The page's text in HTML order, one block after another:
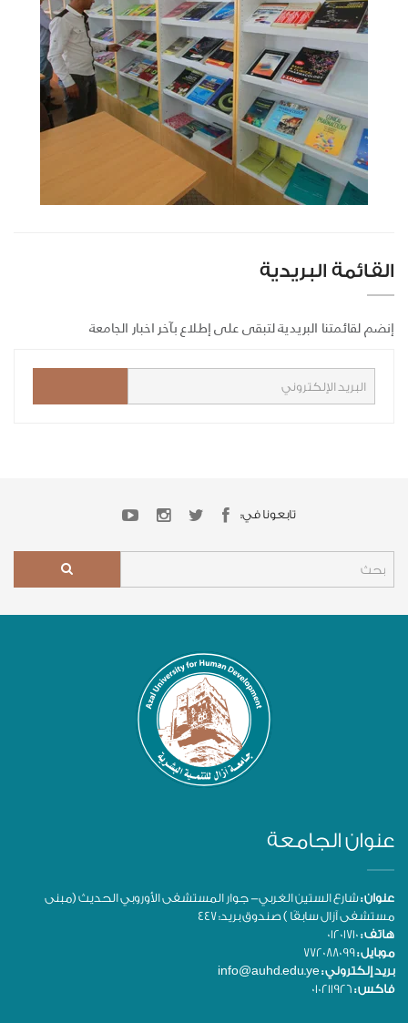
القائمة البريدية
إنضم لقائمتنا البريدية لتبقى على إطلاع بآخر اخبار الجامعة
تابعونا في:
عنوان الجامعة
عنوان :شارع الستين الغربي- جوار المستشفى الأوروبي الحديث (مبنى
مستشفى آزال سابقًا ) صندوق بريد: 447
هاتف :
موبايل :
بريد إلكتروني :
فاكس :